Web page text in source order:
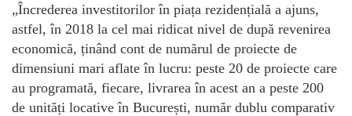
„Încrederea investitorilor în piața rezidențială a ajuns,
astfel, în 2018 la cel mai ridicat nivel de după revenirea
economică, ținând cont de numărul de proiecte de
dimensiuni mari aflate în lucru: peste 20 de proiecte care
au programată, fiecare, livrarea în acest an a peste 200
de unități locative în București, număr dublu comparativ